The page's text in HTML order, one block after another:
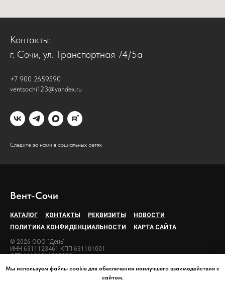
Мы используем файлы cookie для обеспечения наилучшего взаимодействия с
сайтом.
Контакты:
г. Сочи, ул. Транспортная 74/5а
+7 900 2659590
ventsochi123@yandex.ru
Следите за нами в социальных сетях
Вент-Сочи
КАТАЛОГ КОНТАКТЫ РЕКВИЗИТЫ
НОВОСТИ
ПОЛИТИКА КОНФИДЕНЦИАЛЬНОСТИ
КАРТА САЙТА
© 2026 ООО "День"
ИНН 6311123461 КПП 631101001
ОГРН 1106311005888